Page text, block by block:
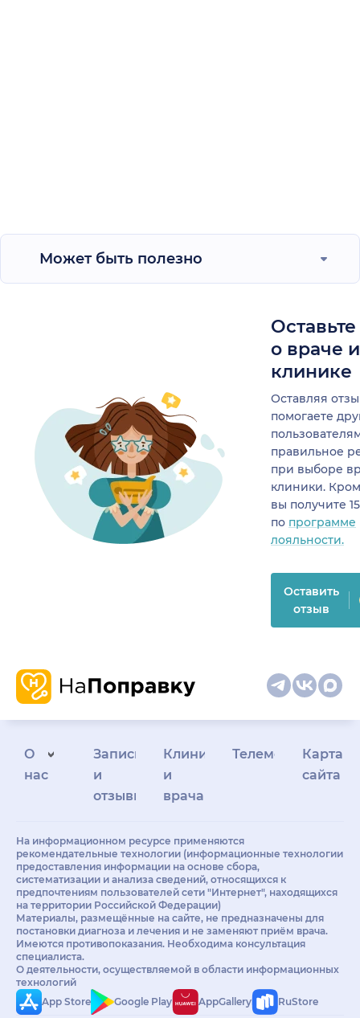
Может быть полезно
о враче
клинике
Оставляя
помогаете
правильное
при выборе
клиники.
вы получите
по программе
лояльности.
Оставить
отзыв
О
нас
Запись
и
отзывы
Клиникам
и
врачам
Телемедицина
Карта
сайта
На информационном ресурсе применяются
рекомендательные технологии (информационные технологии
предоставления информации на основе сбора,
систематизации и анализа сведений, относящихся к
предпочтениям пользователей сети "Интернет", находящихся
на территории Российской Федерации)
Материалы, размещённые на сайте, не предназначены для
постановки диагноза и лечения и не заменяют приём врача.
Имеются противопоказания. Необходима консультация
специалиста.
О деятельности, осуществляемой в области информационных
технологий
App Store
Google Play AppGallery RuStore